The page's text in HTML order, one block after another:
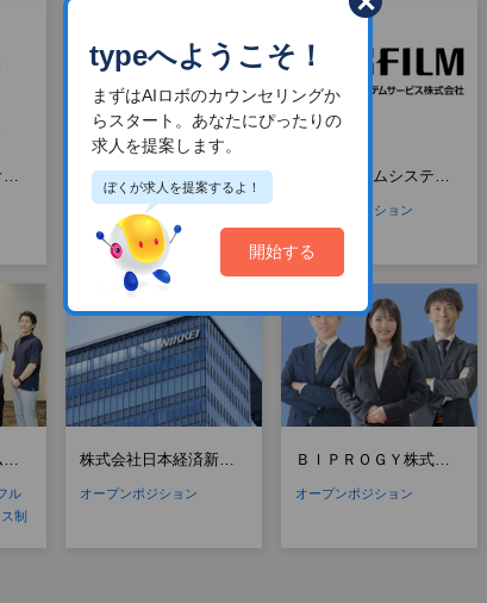
株式会社ユナイテッド
アローズ【ポジション
マッチ登録】
オープンポジション
富士フイルムシステム
ジションマッチ登録】
オープンポジション
ル
制
株式会社日本経済新聞
社【ポジションマッチ
登録】
オープンポジション
ＢＩＰＲＯＧＹ株式会
社【ポジションマッチ
登録】
オープンポジション
typeへようこそ！
まずはAIロボのカウンセリングか
らスタート。あなたにぴったりの
求人を提案します。
ぼくが求人を提案するよ！
開始する